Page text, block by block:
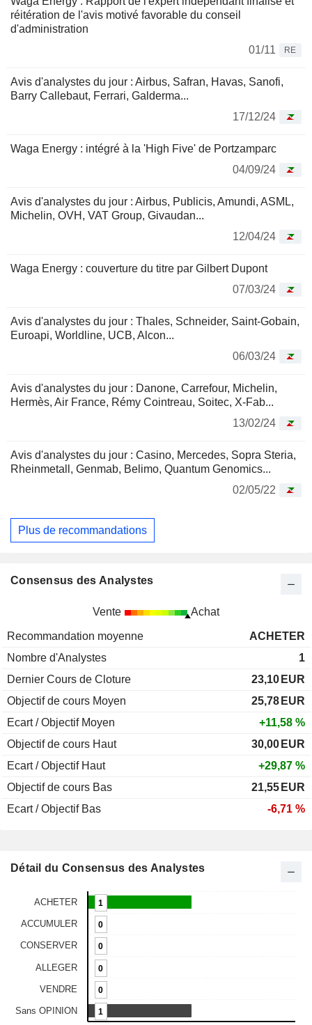
réitération de l'avis motivé favorable du conseil
d'administration
01/11
RE
Avis d'analystes du jour : Airbus, Safran, Havas, Sanofi,
Barry Callebaut, Ferrari, Galderma...
17/12/24
Waga Energy : intégré à la 'High Five' de Portzamparc
04/09/24
Avis d'analystes du jour : Airbus, Publicis, Amundi, ASML,
Michelin, OVH, VAT Group, Givaudan...
12/04/24
Waga Energy : couverture du titre par Gilbert Dupont
07/03/24
Avis d'analystes du jour : Thales, Schneider, Saint-Gobain,
Euroapi, Worldline, UCB, Alcon...
06/03/24
Avis d'analystes du jour : Danone, Carrefour, Michelin,
Hermès, Air France, Rémy Cointreau, Soitec, X-Fab...
13/02/24
Avis d'analystes du jour : Casino, Mercedes, Sopra Steria,
Rheinmetall, Genmab, Belimo, Quantum Genomics...
02/05/22
Plus de recommandations
Consensus des Analystes
Vente Achat
Recommandation moyenne
ACHETER
Nombre d'Analystes
1
Dernier Cours de Cloture
23,10 EUR
Objectif de cours Moyen
25,78 EUR
Ecart / Objectif Moyen
+11,58 %
Objectif de cours Haut
30,00 EUR
Ecart / Objectif Haut
+29,87 %
Objectif de cours Bas
21,55 EUR
Ecart / Objectif Bas
-6,71 %
Détail du Consensus des Analystes